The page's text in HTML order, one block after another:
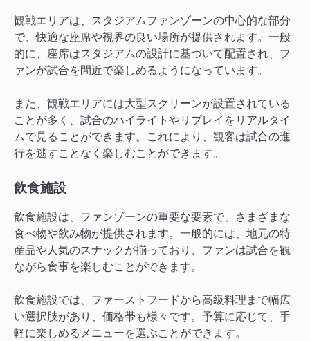
観戦エリアは、スタジアムファンゾーンの中心的な部分
で、快適な座席や視界の良い場所が提供されます。一般
的に、座席はスタジアムの設計に基づいて配置され、フ
ァンが試合を間近で楽しめるようになっています。
また、観戦エリアには大型スクリーンが設置されている
ことが多く、試合のハイライトやリプレイをリアルタイ
ムで見ることができます。これにより、観客は試合の進
行を逃すことなく楽しむことができます。
飲食施設
飲食施設は、ファンゾーンの重要な要素で、さまざまな
食べ物や飲み物が提供されます。一般的には、地元の特
産品や人気のスナックが揃っており、ファンは試合を観
ながら食事を楽しむことができます。
飲食施設では、ファーストフードから高級料理まで幅広
い選択肢があり、価格帯も様々です。予算に応じて、手
軽に楽しめるメニューを選ぶことができます。